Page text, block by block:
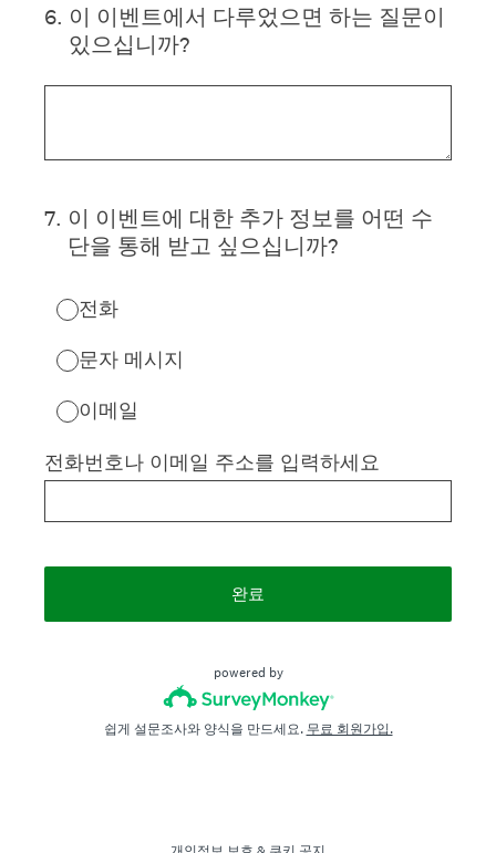
6. 이 이벤트에서 다루었으면 하는 질문이
있으십니까?
7. 이 이벤트에 대한 추가 정보를 어떤 수
단을 통해 받고 싶으십니까?
전화
문자 메시지
이메일
전화번호나 이메일 주소를 입력하세요
완료
powered by
쉽게 설문조사와 양식을 만드세요. 무료 회원가입.